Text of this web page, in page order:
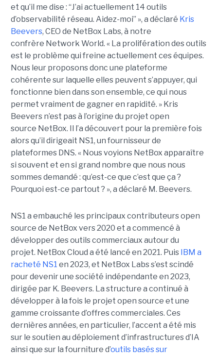
et qu’il me dise : “J’ai actuellement 14 outils
d’observabilité réseau. Aidez-moi” », a déclaré Kris
Beevers, CEO de NetBox Labs, à notre
confrère Network World. « La prolifération des outils
est le problème qui freine actuellement ces équipes.
Nous leur proposons donc une plateforme
cohérente sur laquelle elles peuvent s’appuyer, qui
fonctionne bien dans son ensemble, ce qui nous
permet vraiment de gagner en rapidité. » Kris
Beevers n’est pas à l’origine du projet open
source NetBox. Il l’a découvert pour la première fois
alors qu’il dirigeait NS1, un fournisseur de
plateformes DNS. « Nous voyions NetBox apparaître
si souvent et en si grand nombre que nous nous
sommes demandé : qu’est-ce que c’est que ça ?
Pourquoi est-ce partout ? », a déclaré M. Beevers.
NS1 a embauché les principaux contributeurs open
source de NetBox vers 2020 et a commencé à
développer des outils commerciaux autour du
projet. NetBox Cloud a été lancé en 2021. Puis IBM a
racheté NS1 en 2023, et NetBox Labs s’est scindé
pour devenir une société indépendante en 2023,
dirigée par K. Beevers. La structure a continué à
développer à la fois le projet open source et une
gamme croissante d’offres commerciales. Ces
dernières années, en particulier, l’accent a été mis
sur le soutien au déploiement d’infrastructures d’IA
ainsi que sur la fourniture d’outils basés sur